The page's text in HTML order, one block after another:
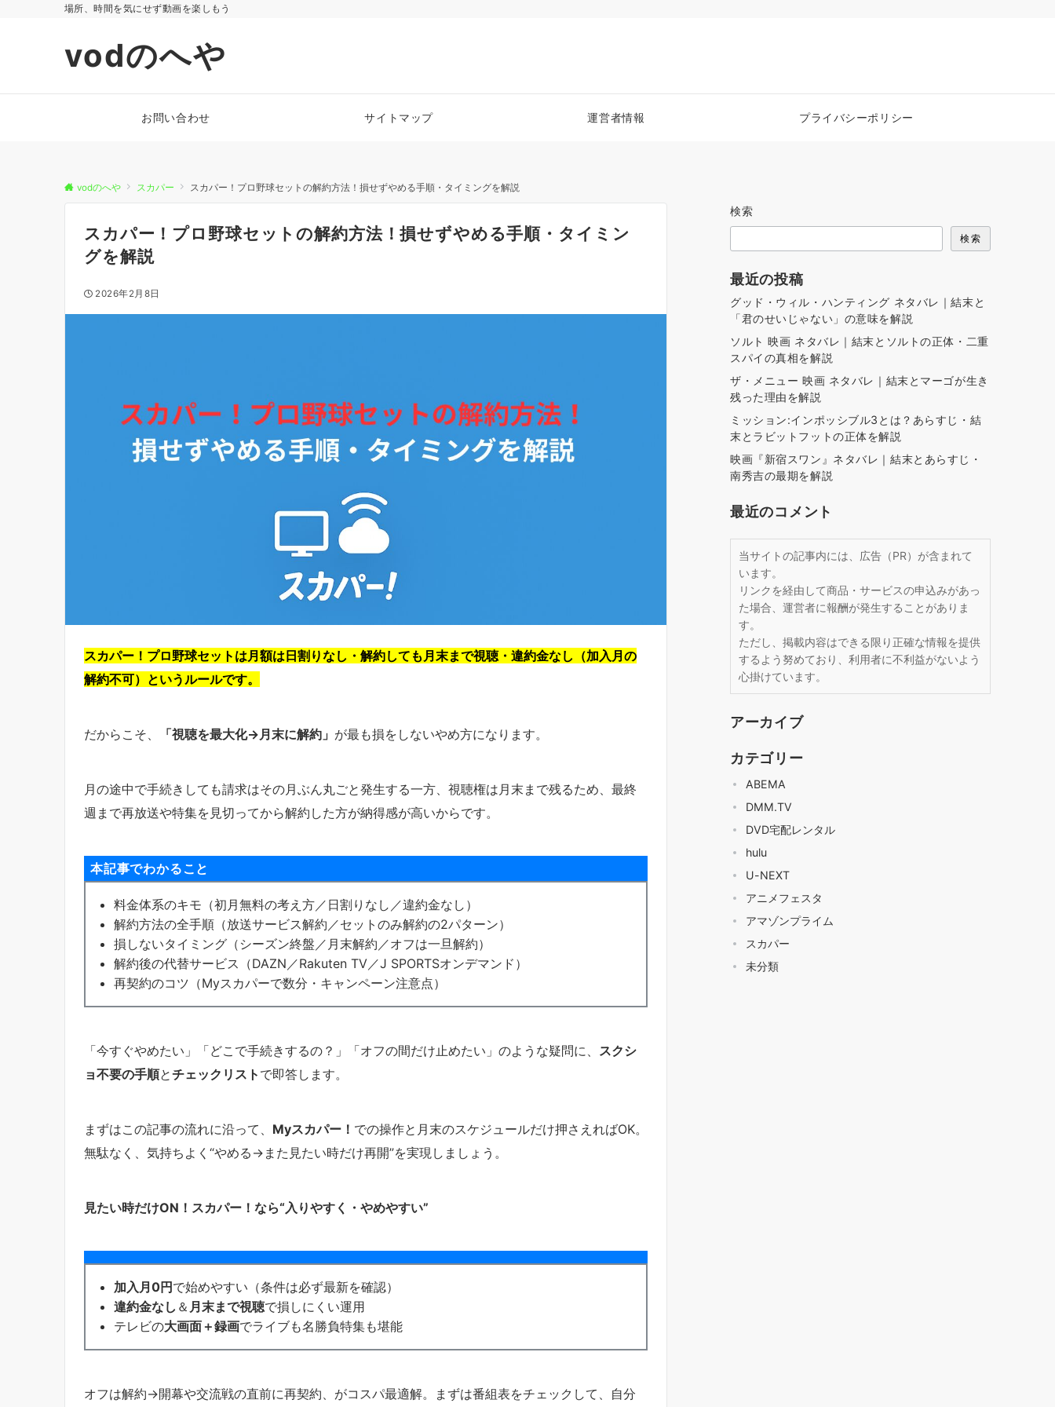
場所、時間を気にせず動画を楽しもう
vodのへや
お問い合わせ サイトマップ 運営者情報 プライバシーポリシー
vodのへや スカパー スカパー！プロ野球セットの解約方法！損せずやめる手順・タイミングを解説
スカパー！プロ野球セットの解約方法！損せずやめる手順・タイミン
グを解説
2026年2月8日
スカパー！プロ野球セットは月額は日割りなし・解約しても月末まで視聴・違約金なし（加入月の
解約不可）というルールです。
だからこそ、 「視聴を最大化→月末に解約」 が最も損をしないやめ方になります。
月の途中で手続きしても請求はその月ぶん丸ごと発生する一方、視聴権は月末まで残るため、最終
週まで再放送や特集を見切ってから解約した方が納得感が高いからです。
本記事でわかること
料金体系のキモ（初月無料の考え方／日割りなし／違約金なし）
解約方法の全手順（放送サービス解約／セットのみ解約の2パターン）
損しないタイミング（シーズン終盤／月末解約／オフは一旦解約）
解約後の代替サービス（DAZN／Rakuten TV／J SPORTSオンデマンド）
再契約のコツ（Myスカパーで数分・キャンペーン注意点）
「今すぐやめたい」「どこで手続きするの？」「オフの間だけ止めたい」のような疑問に、 スクシ
ョ不要の手順とチェックリスト で即答します。
まずはこの記事の流れに沿って、 Myスカパー！ での操作と月末のスケジュールだけ押さえればOK。
無駄なく、気持ちよく“やめる→また見たい時だけ再開”を実現しましょう。
見たい時だけON！スカパー！なら“入りやすく・やめやすい”
加入月0円で始めやすい（条件は必ず最新を確認）
違約金なし ＆ 月末まで視聴で損しにくい運用
テレビの大画面＋録画でライブも名勝負特集も堪能
オフは解約→開幕や交流戦の直前に再契約、がコスパ最適解。まずは番組表をチェックして、自分
検索
検索
最近の投稿
グッド・ウィル・ハンティング ネタバレ｜結末と
「君のせいじゃない」の意味を解説
ソルト 映画 ネタバレ｜結末とソルトの正体・二重
スパイの真相を解説
ザ・メニュー 映画 ネタバレ｜結末とマーゴが生き
残った理由を解説
ミッション:インポッシブル3とは？あらすじ・結
末とラビットフットの正体を解説
映画『新宿スワン』ネタバレ｜結末とあらすじ・
南秀吉の最期を解説
最近のコメント
当サイトの記事内には、広告（PR）が含まれて
います。
リンクを経由して商品・サービスの申込みがあっ
た場合、運営者に報酬が発生することがありま
す。
ただし、掲載内容はできる限り正確な情報を提供
するよう努めており、利用者に不利益がないよう
心掛けています。
アーカイブ
カテゴリー
ABEMA
DMM.TV
DVD宅配レンタル
hulu
U-NEXT
アニメフェスタ
アマゾンプライム
スカパー
未分類